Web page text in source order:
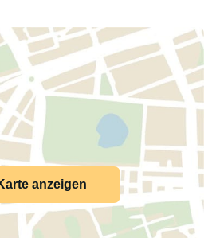
anzeigen